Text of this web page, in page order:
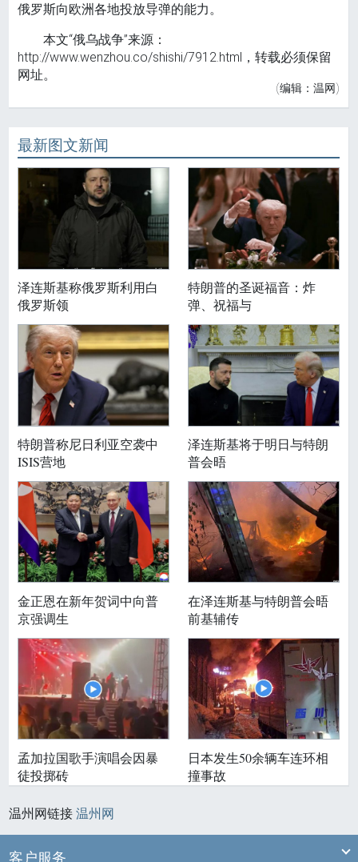
俄罗斯向欧洲各地投放导弹的能力。
本文“俄乌战争”来源：
http://www.wenzhou.co/shishi/7912.html，转载必须保留
网址。
(编辑：温网)
最新图文新闻
泽连斯基称俄罗斯利用白
俄罗斯领
特朗普的圣诞福音：炸
弹、祝福与
特朗普称尼日利亚空袭中
ISIS营地
泽连斯基将于明日与特朗
普会晤
金正恩在新年贺词中向普
京强调生
在泽连斯基与特朗普会晤
前基辅传
孟加拉国歌手演唱会因暴
徒投掷砖
日本发生50余辆车连环相
撞事故
温州网链接温州网
客户服务